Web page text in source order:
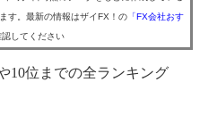
す。最新の情報はザイFX！の 「FX会社おす
してください
10位までの全ランキング